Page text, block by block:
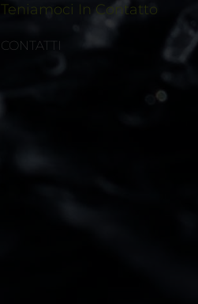
Teniamoci In Contatto
CONTATTI